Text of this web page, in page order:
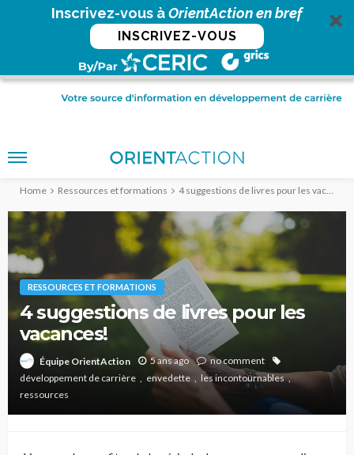
Inscrivez-vous àOrientAction en bref
INSCRIVEZ-VOUS
Home Ressources et formations 4 suggestions de livres pour les vacances!
RESSOURCES ET FORMATIONS
4 suggestions de livres pour les
vacances!
Équipe OrientAction 5 ans ago
no comment
développement de carrière
envedette
les incontournables
ressources